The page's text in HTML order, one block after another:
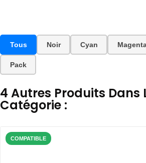
Tous Noir Cyan
Pack
4 Autres Produits Dans
Catégorie :
COMPATIBLE